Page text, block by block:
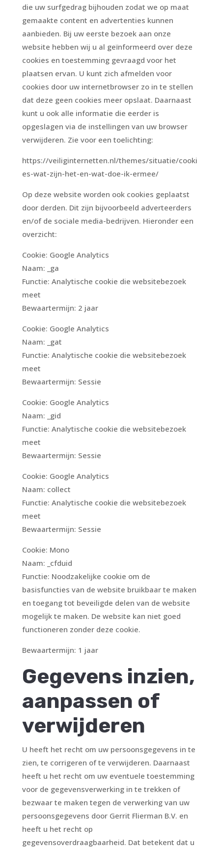
die uw surfgedrag bijhouden zodat we op maat
gemaakte content en advertenties kunnen
aanbieden. Bij uw eerste bezoek aan onze
website hebben wij u al geïnformeerd over deze
cookies en toestemming gevraagd voor het
plaatsen ervan. U kunt zich afmelden voor
cookies door uw internetbrowser zo in te stellen
dat deze geen cookies meer opslaat. Daarnaast
kunt u ook alle informatie die eerder is
opgeslagen via de instellingen van uw browser
verwijderen. Zie voor een toelichting:
https://veiliginternetten.nl/themes/situatie/cooki
es-wat-zijn-het-en-wat-doe-ik-ermee/
Op deze website worden ook cookies geplaatst
door derden. Dit zijn bijvoorbeeld adverteerders
en/of de sociale media-bedrijven. Hieronder een
overzicht:
Cookie: Google Analytics
Naam: _ga
Functie: Analytische cookie die websitebezoek
meet
Bewaartermijn: 2 jaar
Cookie: Google Analytics
Naam: _gat
Functie: Analytische cookie die websitebezoek
meet
Bewaartermijn: Sessie
Cookie: Google Analytics
Naam: _gid
Functie: Analytische cookie die websitebezoek
meet
Bewaartermijn: Sessie
Cookie: Google Analytics
Naam: collect
Functie: Analytische cookie die websitebezoek
meet
Bewaartermijn: Sessie
Cookie: Mono
Naam: _cfduid
Functie: Noodzakelijke cookie om de
basisfuncties van de website bruikbaar te maken
en toegang tot beveiligde delen van de website
mogelijk te maken. De website kan niet goed
functioneren zonder deze cookie.
Bewaartermijn: 1 jaar
Gegevens inzien,
aanpassen of
verwijderen
U heeft het recht om uw persoonsgegevens in te
zien, te corrigeren of te verwijderen. Daarnaast
heeft u het recht om uw eventuele toestemming
voor de gegevensverwerking in te trekken of
bezwaar te maken tegen de verwerking van uw
persoonsgegevens door Gerrit Flierman B.V. en
heeft u het recht op
gegevensoverdraagbaarheid. Dat betekent dat u